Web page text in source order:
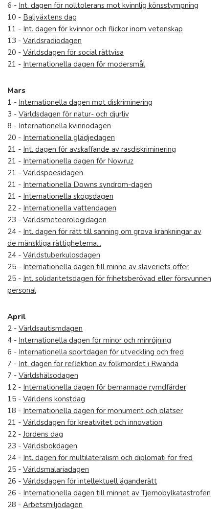
6 - Int. dagen för nolltolerans mot kvinnlig könsstympning
10 - Baljväxtens dag
11 - Int. dagen för kvinnor och flickor inom vetenskap
13 - Världsradiodagen
20 - Världsdagen för social rättvisa
21 - Internationella dagen för modersmål
Mars
1 - Internationella dagen mot diskriminering
3 - Världsdagen för natur- och djurliv
8 - Internationella kvinnodagen
20 - Internationella glädjedagen
21 - Int. dagen för avskaffande av rasdiskriminering
21 - Internationella dagen för Nowruz
21 - Världspoesidagen
21 - Internationella Downs syndrom-dagen
21 - Internationella skogsdagen
22 - Internationella vattendagen
23 - Världsmeteorologidagen
24 - Int. dagen för rätt till sanning om grova kränkningar av
de mänskliga rättigheterna...
24 - Världstuberkulosdagen
25 - Internationella dagen till minne av slaveriets offer
25 - Int. solidaritetsdagen för frihetsberövad eller försvunnen
personal
April
2 - Världsautismdagen
4 - Internationella dagen för minor och minröjning
6 - Internationella sportdagen för utveckling och fred
7 - Int. dagen för reflektion av folkmordet i Rwanda
7 - Världshälsodagen
12 - Internationella dagen för bemannade rymdfärder
15 - Världens konstdag
18 - Internationella dagen för monument och platser
21 - Världsdagen för kreativitet och innovation
22 - Jordens dag
23 - Världsbokdagen
24 - Int. dagen för multilateralism och diplomati för fred
25 - Världsmalariadagen
26 - Världsdagen för intellektuell äganderätt
26 - Internationella dagen till minnet av Tjernobylkatastrofen
28 - Arbetsmiljödagen